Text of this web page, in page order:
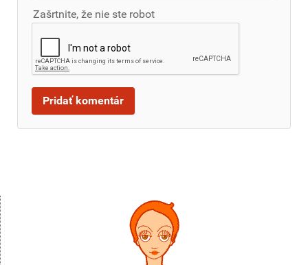
Zašrtnite, že nie ste robot